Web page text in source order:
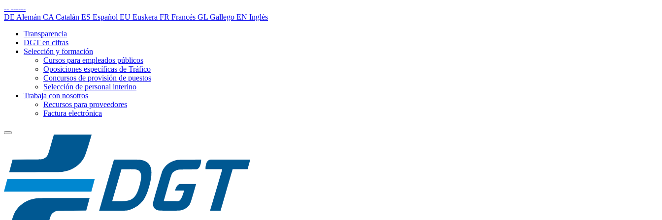
-- ------
DE Alemán CA Catalán ES Español EU Euskera FR Francés GL Gallego EN Inglés
Transparencia
DGT en cifras
Selección y formación
Cursos para empleados públicos
Oposiciones específicas de Tráfico
Concursos de provisión de puestos
Selección de personal interino
Trabaja con nosotros
Recursos para proveedores
Factura electrónica